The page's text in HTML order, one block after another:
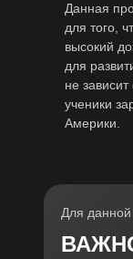
Данная
для того,
высокий
для
не
ученики
Америки.
Для